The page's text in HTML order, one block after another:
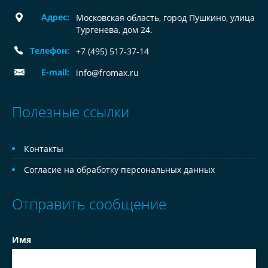
Адрес:
Московская область, город Пушкино, улица
Тургенева, дом 24.
Телефон:
+7 (495) 517-37-14
E-mail:
info@fromax.ru
Полезные ссылки
Контакты
Согласие на обработку персональных данных
Отправить сообщение
Имя